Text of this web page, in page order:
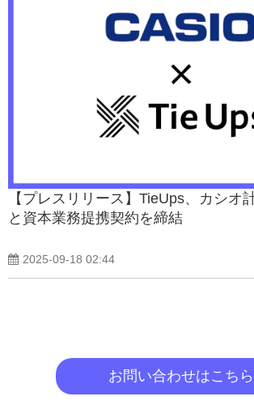
【プレスリリース】TieUps、カシオ
と資本業務提携契約を締結
2025-09-18 02:44
お問い合わせはこちら